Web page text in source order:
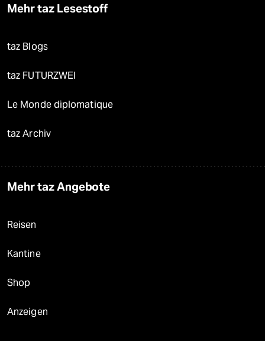
Mehr taz Lesestoff
taz Blogs
taz FUTURZWEI
Le Monde diplomatique
taz Archiv
Mehr taz Angebote
Reisen
Kantine
Shop
Anzeigen